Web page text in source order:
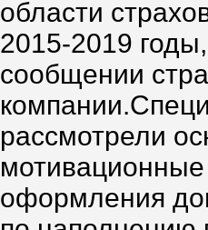
области
2015-2019
сообщении
рассмотрели
оформления